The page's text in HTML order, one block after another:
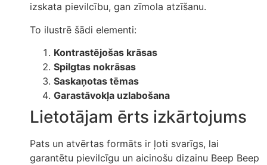
izskata pievilcību, gan zīmola atzīšanu.
To ilustrē šādi elementi:
Kontrastējošas krāsas
Spilgtas nokrāsas
Saskaņotas tēmas
Garastāvokļa uzlabošana
Lietotājam ērts izkārtojums
Pats un atvērtas formāts ir ļoti svarīgs, lai
garantētu pievilcīgu un aicinošu dizainu Beep Beep